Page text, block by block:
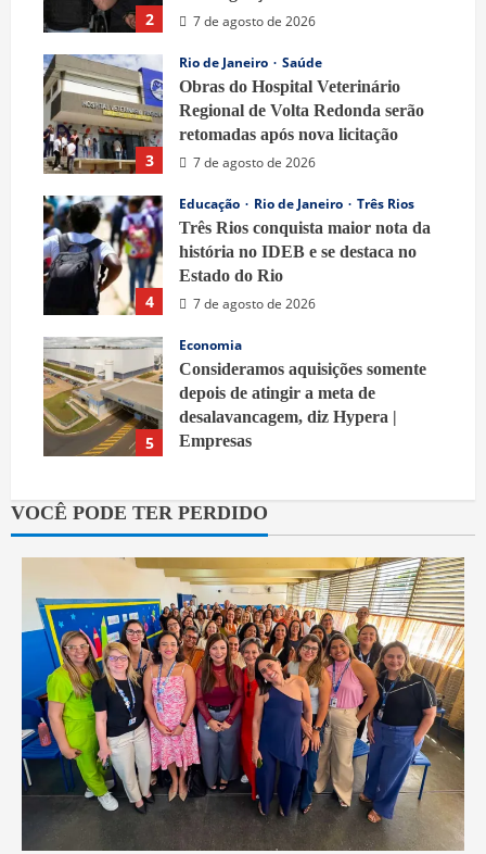
2
7 de agosto de 2026
3
Rio de Janeiro
Saúde
Obras do Hospital Veterinário
Regional de Volta Redonda serão
retomadas após nova licitação
7 de agosto de 2026
4
Educação Rio de Janeiro
Três Rios
Três Rios conquista maior nota da
história no IDEB e se destaca no
Estado do Rio
7 de agosto de 2026
5
Economia
Consideramos aquisições somente
depois de atingir a meta de
desalavancagem, diz Hypera |
Empresas
VOCÊ PODE TER PERDIDO